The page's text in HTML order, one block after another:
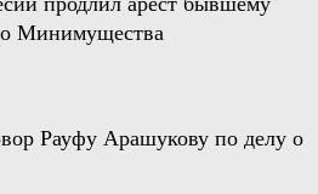
Минимущества
Рауфу Арашукову по делу о